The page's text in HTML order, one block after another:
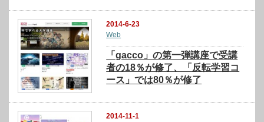
2014-6-23
Web
「gacco」の第一弾講座で受講
者の18％が修了、「反転学習コ
ース」では80％が修了
2014-11-1